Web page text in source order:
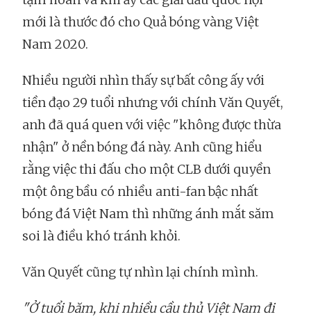
mới là thước đó cho Quả bóng vàng Việt
Nam 2020.
Nhiều người nhìn thấy sự bất công ấy với
tiền đạo 29 tuổi nhưng với chính Văn Quyết,
anh đã quá quen với việc "không được thừa
nhận" ở nền bóng đá này. Anh cũng hiểu
rằng việc thi đấu cho một CLB dưới quyền
một ông bầu có nhiều anti-fan bậc nhất
bóng đá Việt Nam thì những ánh mắt săm
soi là điều khó tránh khỏi.
Văn Quyết cũng tự nhìn lại chính mình.
"Ở tuổi băm, khi nhiều cầu thủ Việt Nam đi